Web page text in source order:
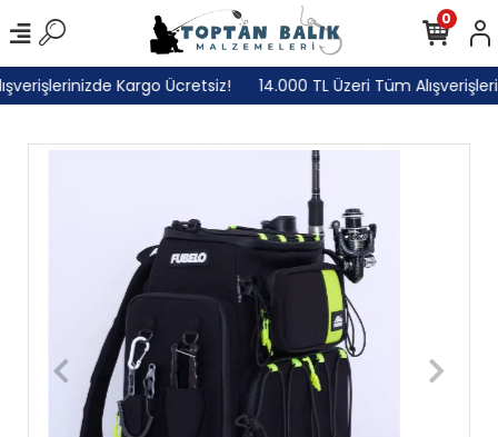
Kargo Ücretsiz! 14.000 TL Üzeri Tüm
0